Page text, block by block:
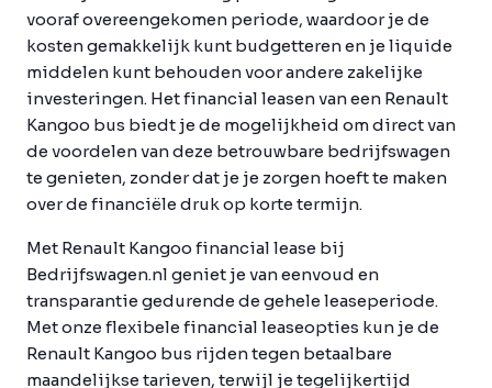
vooraf overeengekomen periode, waardoor je de
kosten gemakkelijk kunt budgetteren en je liquide
middelen kunt behouden voor andere zakelijke
investeringen. Het financial leasen van een Renault
Kangoo bus biedt je de mogelijkheid om direct van
de voordelen van deze betrouwbare bedrijfswagen
te genieten, zonder dat je je zorgen hoeft te maken
over de financiële druk op korte termijn.
Met Renault Kangoo financial lease bij
Bedrijfswagen.nl geniet je van eenvoud en
transparantie gedurende de gehele leaseperiode.
Met onze flexibele financial leaseopties kun je de
Renault Kangoo bus rijden tegen betaalbare
maandelijkse tarieven, terwijl je tegelijkertijd